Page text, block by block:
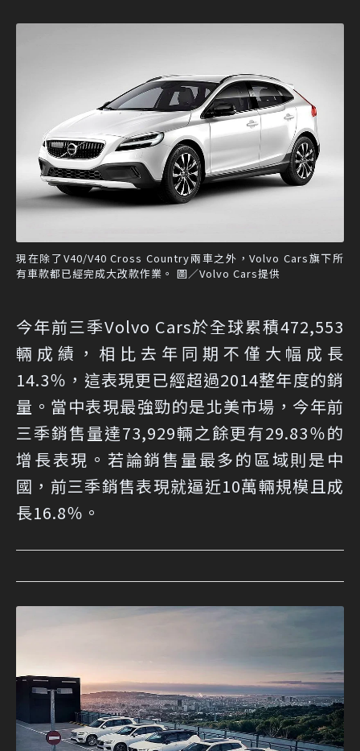
現在除了V40/V40 Cross Country兩車之外，Volvo Cars旗下所
有車款都已經完成大改款作業。 圖／Volvo Cars提供
今年前三季Volvo Cars於全球累積472,553
輛成績，相比去年同期不僅大幅成長
14.3％，這表現更已經超過2014整年度的銷
量。當中表現最強勁的是北美市場，今年前
三季銷售量達73,929輛之餘更有29.83％的
增長表現。若論銷售量最多的區域則是中
國，前三季銷售表現就逼近10萬輛規模且成
長16.8％。